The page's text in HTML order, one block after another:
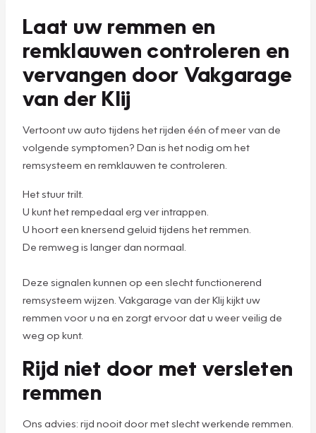
Laat uw remmen en
remklauwen controleren en
vervangen door Vakgarage
van der Klij
Vertoont uw auto tijdens het rijden één of meer van de
volgende symptomen? Dan is het nodig om het
remsysteem en remklauwen te controleren.
Het stuur trilt.
U kunt het rempedaal erg ver intrappen.
U hoort een knersend geluid tijdens het remmen.
De remweg is langer dan normaal.
Deze signalen kunnen op een slecht functionerend
remsysteem wijzen. Vakgarage van der Klij kijkt uw
remmen voor u na en zorgt ervoor dat u weer veilig de
weg op kunt.
Rijd niet door met versleten
remmen
Ons advies: rijd nooit door met slecht werkende remmen.